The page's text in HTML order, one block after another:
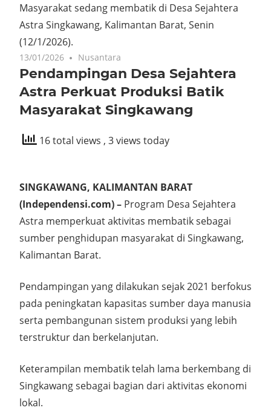
Masyarakat sedang membatik di Desa Sejahtera
Astra Singkawang, Kalimantan Barat, Senin
(12/1/2026).
13/01/2026 Nusantara
Pendampingan Desa Sejahtera
Astra Perkuat Produksi Batik
Masyarakat Singkawang
16 total views , 3 views today
SINGKAWANG, KALIMANTAN BARAT
(Independensi.com) – Program Desa Sejahtera
Astra memperkuat aktivitas membatik sebagai
sumber penghidupan masyarakat di Singkawang,
Kalimantan Barat.
Pendampingan yang dilakukan sejak 2021 berfokus
pada peningkatan kapasitas sumber daya manusia
serta pembangunan sistem produksi yang lebih
terstruktur dan berkelanjutan.
Keterampilan membatik telah lama berkembang di
Singkawang sebagai bagian dari aktivitas ekonomi
lokal.